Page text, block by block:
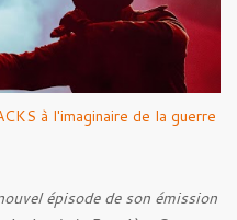
à l'imaginaire de la guerre
épisode de son émission